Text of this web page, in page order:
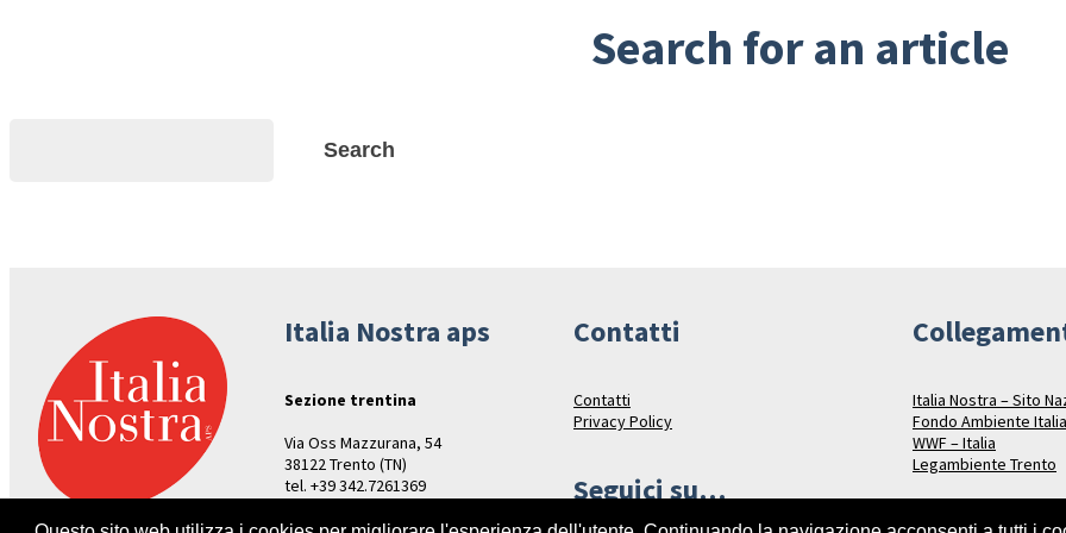
Search for an article
Search
Italia Nostra aps
Sezione trentina
Via Oss Mazzurana, 54
38122 Trento (TN)
tel. +39 342.7261369
Contatti
Contatti
Privacy Policy
Seguici su…
Italia Nostra – Sito
Fondo Ambiente
WWF – Italia
Legambiente Trento